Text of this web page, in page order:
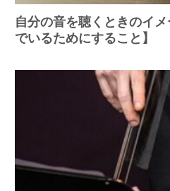
自分の音を聴くときのイ
でいるためにすること】